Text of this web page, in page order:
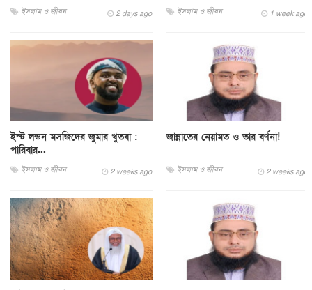
ইসলাম ও জীবন 2 days ago ইসলাম ও জীবন 1 week ago
ইস্ট লন্ডন মসজিদের জুমার খুতবা :
পারিবার...
ইসলাম ও জীবন 2 weeks ago
জান্নাতের নেয়ামত ও তার বর্ণনা!
ইসলাম ও জীবন 2 weeks ago